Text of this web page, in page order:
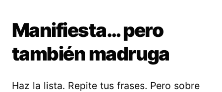
Manifiesta… pero
también madruga
Haz la lista. Repite tus frases. Pero sobre